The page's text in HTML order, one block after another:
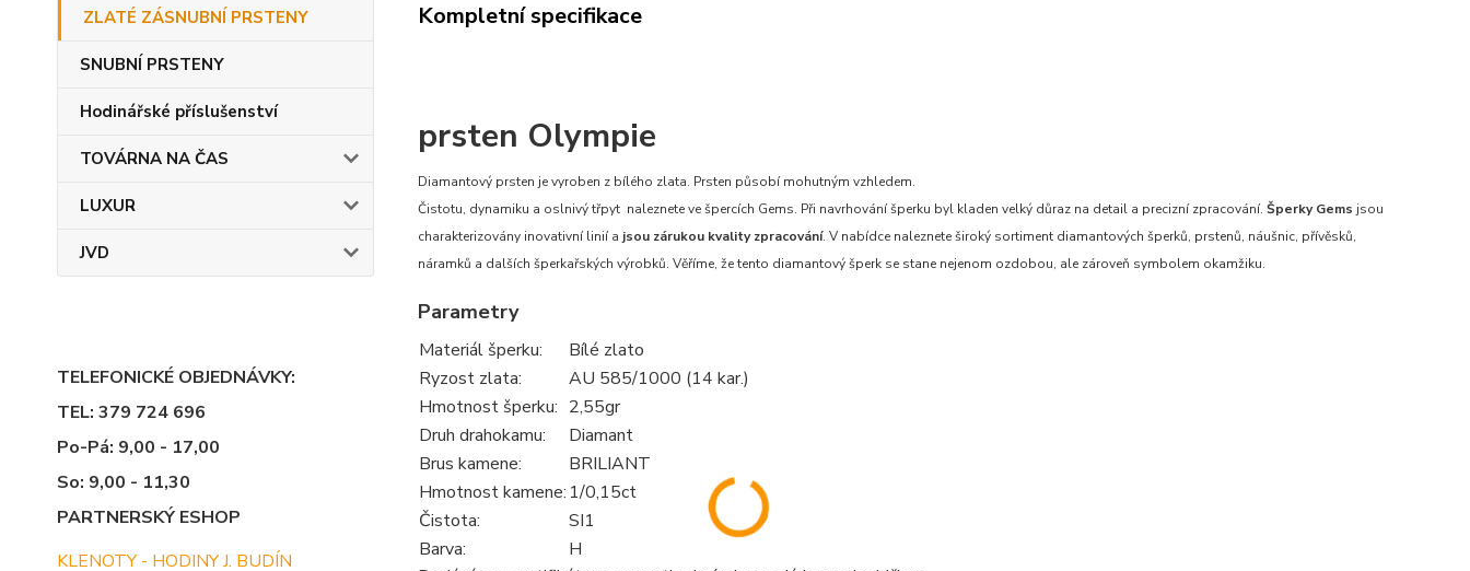
ZLATÉ ZÁSNUBNÍ PRSTENY
SNUBNÍ PRSTENY
Hodinářské příslušenství
TOVÁRNA NA ČAS
LUXUR
JVD
TELEFONICKÉ OBJEDNÁVKY:
TEL: 379 724 696
Po-Pá: 9,00 - 17,00
So: 9,00 - 11,30
PARTNERSKÝ ESHOP
KLENOTY - HODINY J. BUDÍN
Kompletní specifikace
prsten Olympie
Diamantový prsten je vyroben z bílého zlata. Prsten působí mohutným vzhledem.
Čistotu, dynamiku a oslnivý třpyt naleznete ve špercích Gems. Při navrhování šperku byl kladen velký důraz na detail a precizní zpracování. Šperky Gems jsou
charakterizovány inovativní linií a jsou zárukou kvality zpracování. V nabídce naleznete široký sortiment diamantových šperků, prstenů, náušnic, přívěsků,
náramků a dalších šperkařských výrobků. Věříme, že tento diamantový šperk se stane nejenom ozdobou, ale zároveň symbolem okamžiku.
Parametry
Materiál šperku:
Bílé zlato
Ryzost zlata:
AU 585/1000 (14 kar.)
Hmotnost šperku: 2,55gr
Druh drahokamu:
Diamant
Brus kamene:
BRILIANT
Hmotnost kamene: 1/0,15ct
Čistota:
SI1
Barva:
H